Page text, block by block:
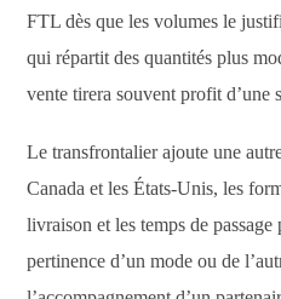
FTL dès que les volumes le
qui répartit des quantités plus
vente tirera souvent profit
Le transfrontalier ajoute une
Canada et les États-Unis, les
livraison et les temps de
pertinence d’un mode ou de